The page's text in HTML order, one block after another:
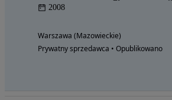
2008
Warszawa (Mazowieckie)
Prywatny sprzedawca • Opublikowano